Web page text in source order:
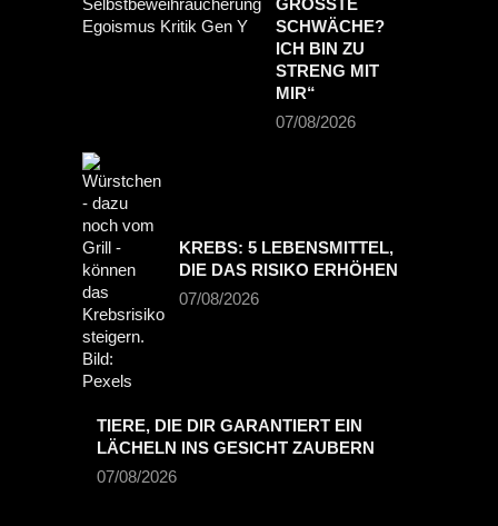
GRÖSSTE S
CHWÄCHE? I
CH BIN ZU S
TRENG MIT M
IR“
07/08/2026
KREBS: 5 LEBENSMITTEL,
DIE DAS RISIKO ERHÖHEN
07/08/2026
TIERE, DIE DIR GARANTIERT EIN
LÄCHELN INS GESICHT ZAUBERN
07/08/2026